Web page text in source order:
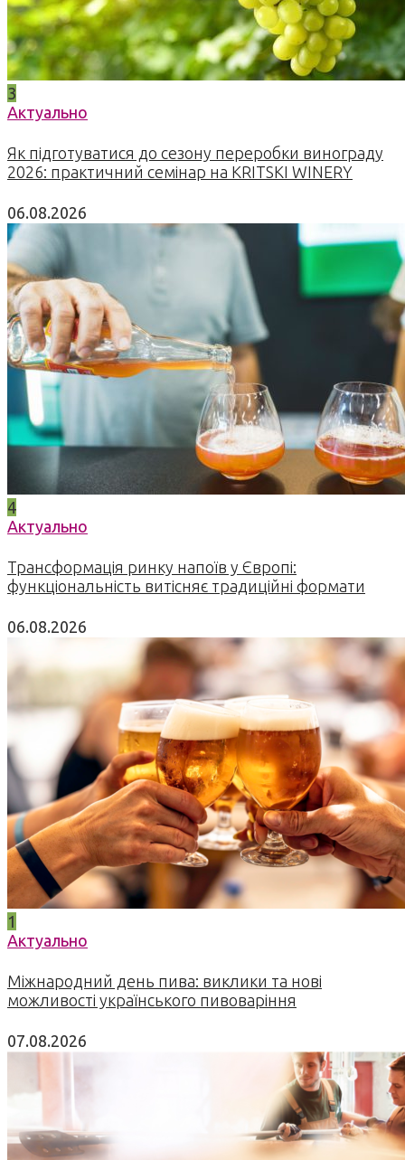
3
Актуально
Як підготуватися до сезону переробки винограду
2026: практичний семінар на KRITSKI WINERY
06.08.2026
4
Актуально
Трансформація ринку напоїв у Європі:
функціональність витісняє традиційні формати
06.08.2026
1
Актуально
Міжнародний день пива: виклики та нові
можливості українського пивоваріння
07.08.2026